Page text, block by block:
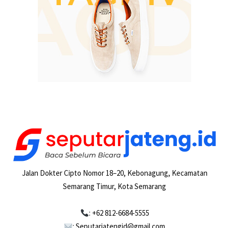
Jalan Dokter Cipto Nomor 18–20, Kebonagung, Kecamatan
Semarang Timur, Kota Semarang
: +62 812-6684-5555